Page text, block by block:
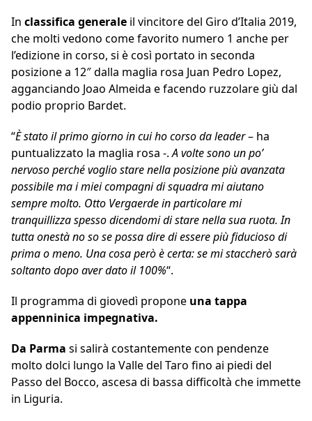
In classifica generale il vincitore del Giro d’Italia 2019,
che molti vedono come favorito numero 1 anche per
l’edizione in corso, si è così portato in seconda
posizione a 12″ dalla maglia rosa Juan Pedro Lopez,
agganciando Joao Almeida e facendo ruzzolare giù dal
podio proprio Bardet.
“È stato il primo giorno in cui ho corso da leader– ha
puntualizzato la maglia rosa -.A volte sono un po’
nervoso perché voglio stare nella posizione più avanzata
possibile ma i miei compagni di squadra mi aiutano
sempre molto. Otto Vergaerde in particolare mi
tranquillizza spesso dicendomi di stare nella sua ruota. In
tutta onestà no so se possa dire di essere più fiducioso di
prima o meno. Una cosa però è certa: se mi staccherò sarà
soltanto dopo aver dato il 100%“.
Il programma di giovedì propone una tappa
appenninica impegnativa.
Da Parma si salirà costantemente con pendenze
molto dolci lungo la Valle del Taro fino ai piedi del
Passo del Bocco, ascesa di bassa difficoltà che immette
in Liguria.